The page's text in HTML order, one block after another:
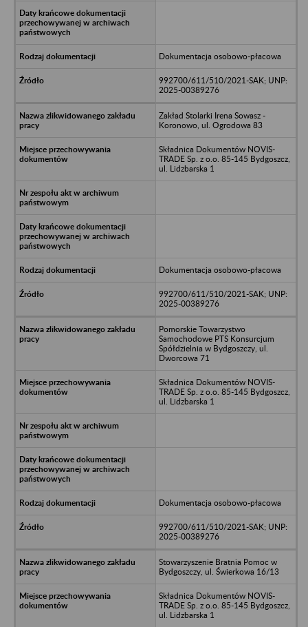
Dokumentacja osobowo-płacowa
992700/611/510/2021-SAK; UNP:
2025-00389276
Zakład Stolarki Irena Sowasz -
Koronowo, ul. Ogrodowa 83
Składnica Dokumentów NOVIS-
TRADE Sp. z o.o. 85-145 Bydgoszcz,
ul. Lidzbarska 1
Dokumentacja osobowo-płacowa
992700/611/510/2021-SAK; UNP:
2025-00389276
Pomorskie Towarzystwo
Samochodowe PTS Konsurcjum
Spółdzielnia w Bydgoszczy, ul.
Dworcowa 71
Składnica Dokumentów NOVIS-
TRADE Sp. z o.o. 85-145 Bydgoszcz,
ul. Lidzbarska 1
Dokumentacja osobowo-płacowa
992700/611/510/2021-SAK; UNP:
2025-00389276
Stowarzyszenie Bratnia Pomoc w
Bydgoszczy, ul. Świerkowa 16/13
Składnica Dokumentów NOVIS-
TRADE Sp. z o.o. 85-145 Bydgoszcz,
ul. Lidzbarska 1